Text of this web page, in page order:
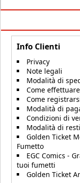
Info Clienti
Privacy
Note legali
Modalità di
Come
Come
Modalità di
Condizioni di
Modalità di
Golden Ticket
Fumetto
EGC Comics -
tuoi fumetti
Golden Ticket